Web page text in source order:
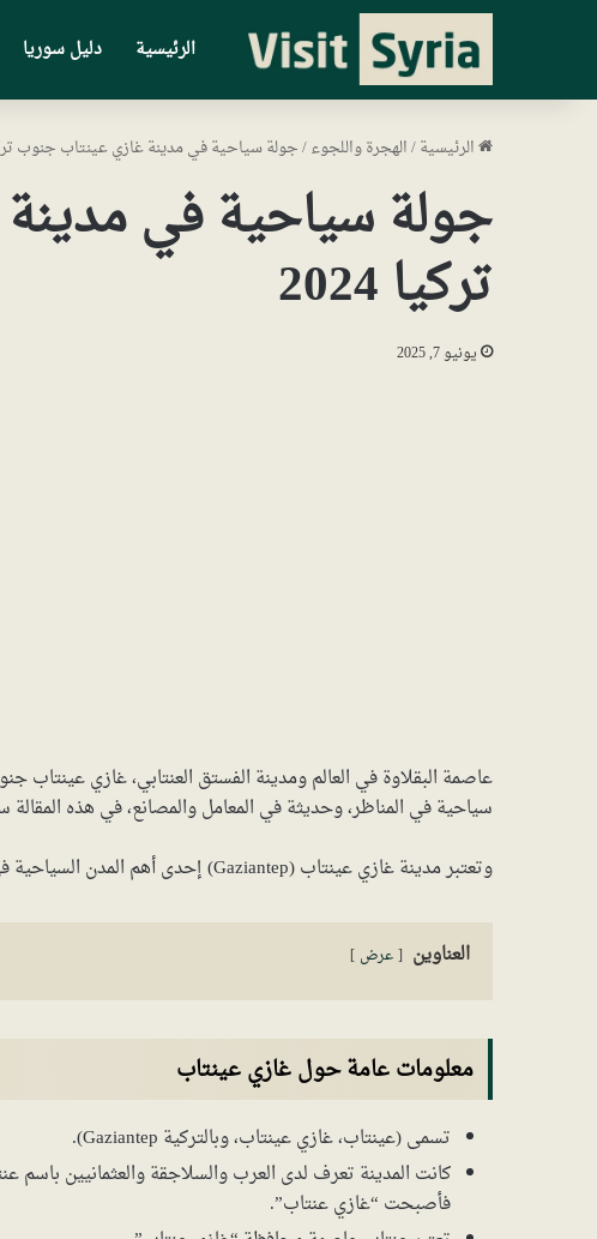
الرئيسية دليل سوريا
الرئيسية/الهجرة واللجوء/جولة سياحية في مدينة غازي عينتاب جنوب تركيا
جولة سياحية في
تركيا 2024
يونيو 7, 2025
عاصمة البقلاوة في العالم ومدينة الفستق العنتابي، غازي عينتاب
سياحية في المناظر، وحديثة في المعامل والمصانع، في هذه
وتعتبر مدينة غازي عينتاب (Gaziantep) إحدى أهم المدن السياحية في تركيا.
العناوين عرض
معلومات عامة حول غازي عينتاب
تسمى (عينتاب، غازي عينتاب، وبالتركية Gaziantep).
كانت المدينة تعرف لدى العرب والسلاجقة والعثمانيين باسم
فأصبحت “غازي عنتاب”.